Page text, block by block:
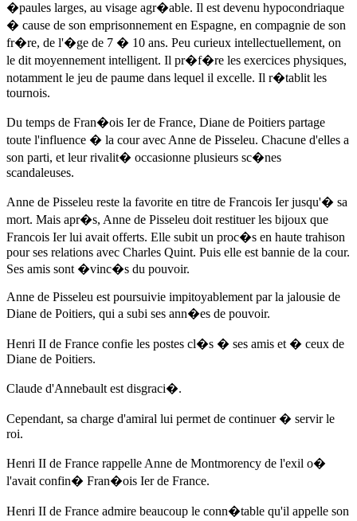
�paules larges, au visage agr�able. Il est devenu hypocondriaque
� cause de son emprisonnement en Espagne, en compagnie de son
fr�re, de l'�ge de 7 � 10 ans. Peu curieux intellectuellement, on
le dit moyennement intelligent. Il pr�f�re les exercices physiques,
notamment le jeu de paume dans lequel il excelle. Il r�tablit les
tournois.
Du temps de Fran�ois Ier de France, Diane de Poitiers partage
toute l'influence � la cour avec Anne de Pisseleu. Chacune d'elles a
son parti, et leur rivalit� occasionne plusieurs sc�nes
scandaleuses.
Anne de Pisseleu reste la favorite en titre de Francois Ier jusqu'� sa
mort. Mais apr�s, Anne de Pisseleu doit restituer les bijoux que
Francois Ier lui avait offerts. Elle subit un proc�s en haute trahison
pour ses relations avec Charles Quint. Puis elle est bannie de la cour.
Ses amis sont �vinc�s du pouvoir.
Anne de Pisseleu est poursuivie impitoyablement par la jalousie de
Diane de Poitiers, qui a subi ses ann�es de pouvoir.
Henri II de France confie les postes cl�s � ses amis et � ceux de
Diane de Poitiers.
Claude d'Annebault est disgraci�.
Cependant, sa charge d'amiral lui permet de continuer � servir le
roi.
Henri II de France rappelle Anne de Montmorency de l'exil o�
l'avait confin� Fran�ois Ier de France.
Henri II de France admire beaucoup le conn�table qu'il appelle son